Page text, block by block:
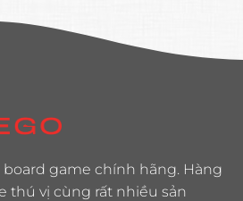
board game chính hãng. Hàng
thú vị cùng rất nhiều sản